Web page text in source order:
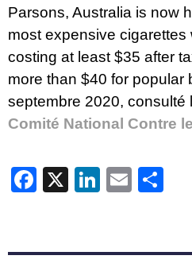
Parsons, Australia is now
most expensive cigarettes
costing at least $35 after
more than $40 for popular
septembre 2020, consulté
Comité National Contre
Facebook
X LinkedIn
Email